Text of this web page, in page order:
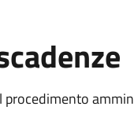
procedimento